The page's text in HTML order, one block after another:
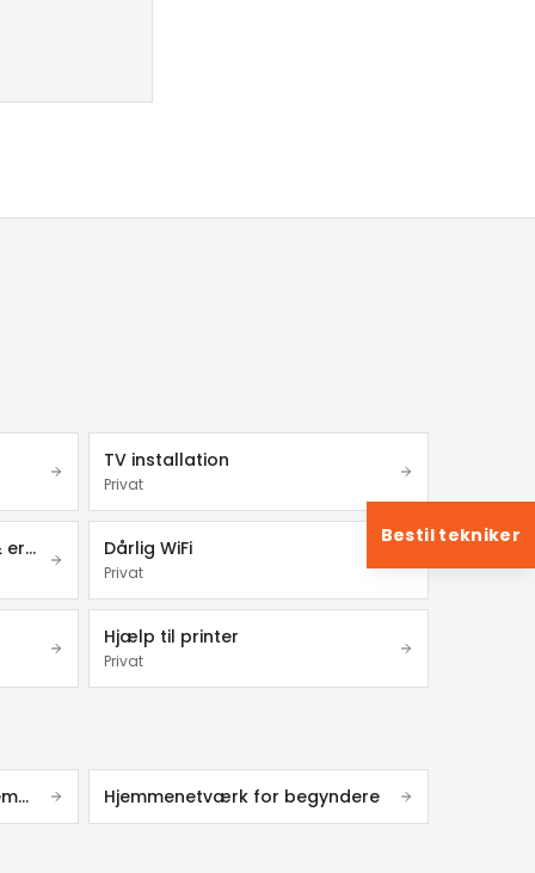
TV installation
Privat
Videoovervågning – privat & erhverv Dårlig WiFi
Privat
Hjælp til printer
Privat
Stærkt WiFi med Ubiquiti i hjemmet Hjemmenetværk for begyndere
Bestil tekniker